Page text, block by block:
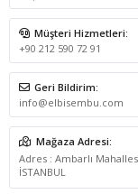
Müşteri Hizmetleri:
+90 212 590 72 91
Geri Bildirim:
info@elbisembu.com
Mağaza Adresi:
Adres : Ambarlı
İSTANBUL